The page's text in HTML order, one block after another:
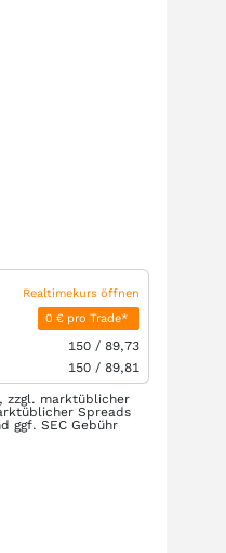
Realtimekurs öffnen
0 € pro Trade*
150 / 89,73
150 / 89,81
zzgl. marktüblicher
Spreads
ggf. SEC Gebühr